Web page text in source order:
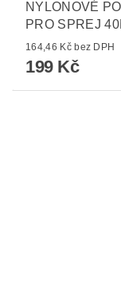
NYLONOVÉ
PRO SPREJ
164,46 Kč bez DPH
199 Kč